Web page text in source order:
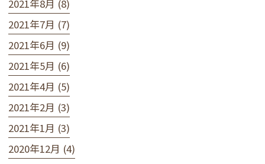
2021年8月 (8)
2021年7月 (7)
2021年6月 (9)
2021年5月 (6)
2021年4月 (5)
2021年2月 (3)
2021年1月 (3)
2020年12月 (4)